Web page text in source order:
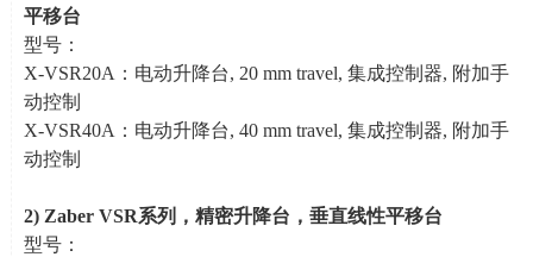
平移台
型号：
X-VSR20A：电动升降台, 20 mm travel, 集成控制器, 附加手
动控制
X-VSR40A：电动升降台, 40 mm travel, 集成控制器, 附加手
动控制
2) Zaber VSR系列 ，精密升降台，垂直线性平移台
型号：